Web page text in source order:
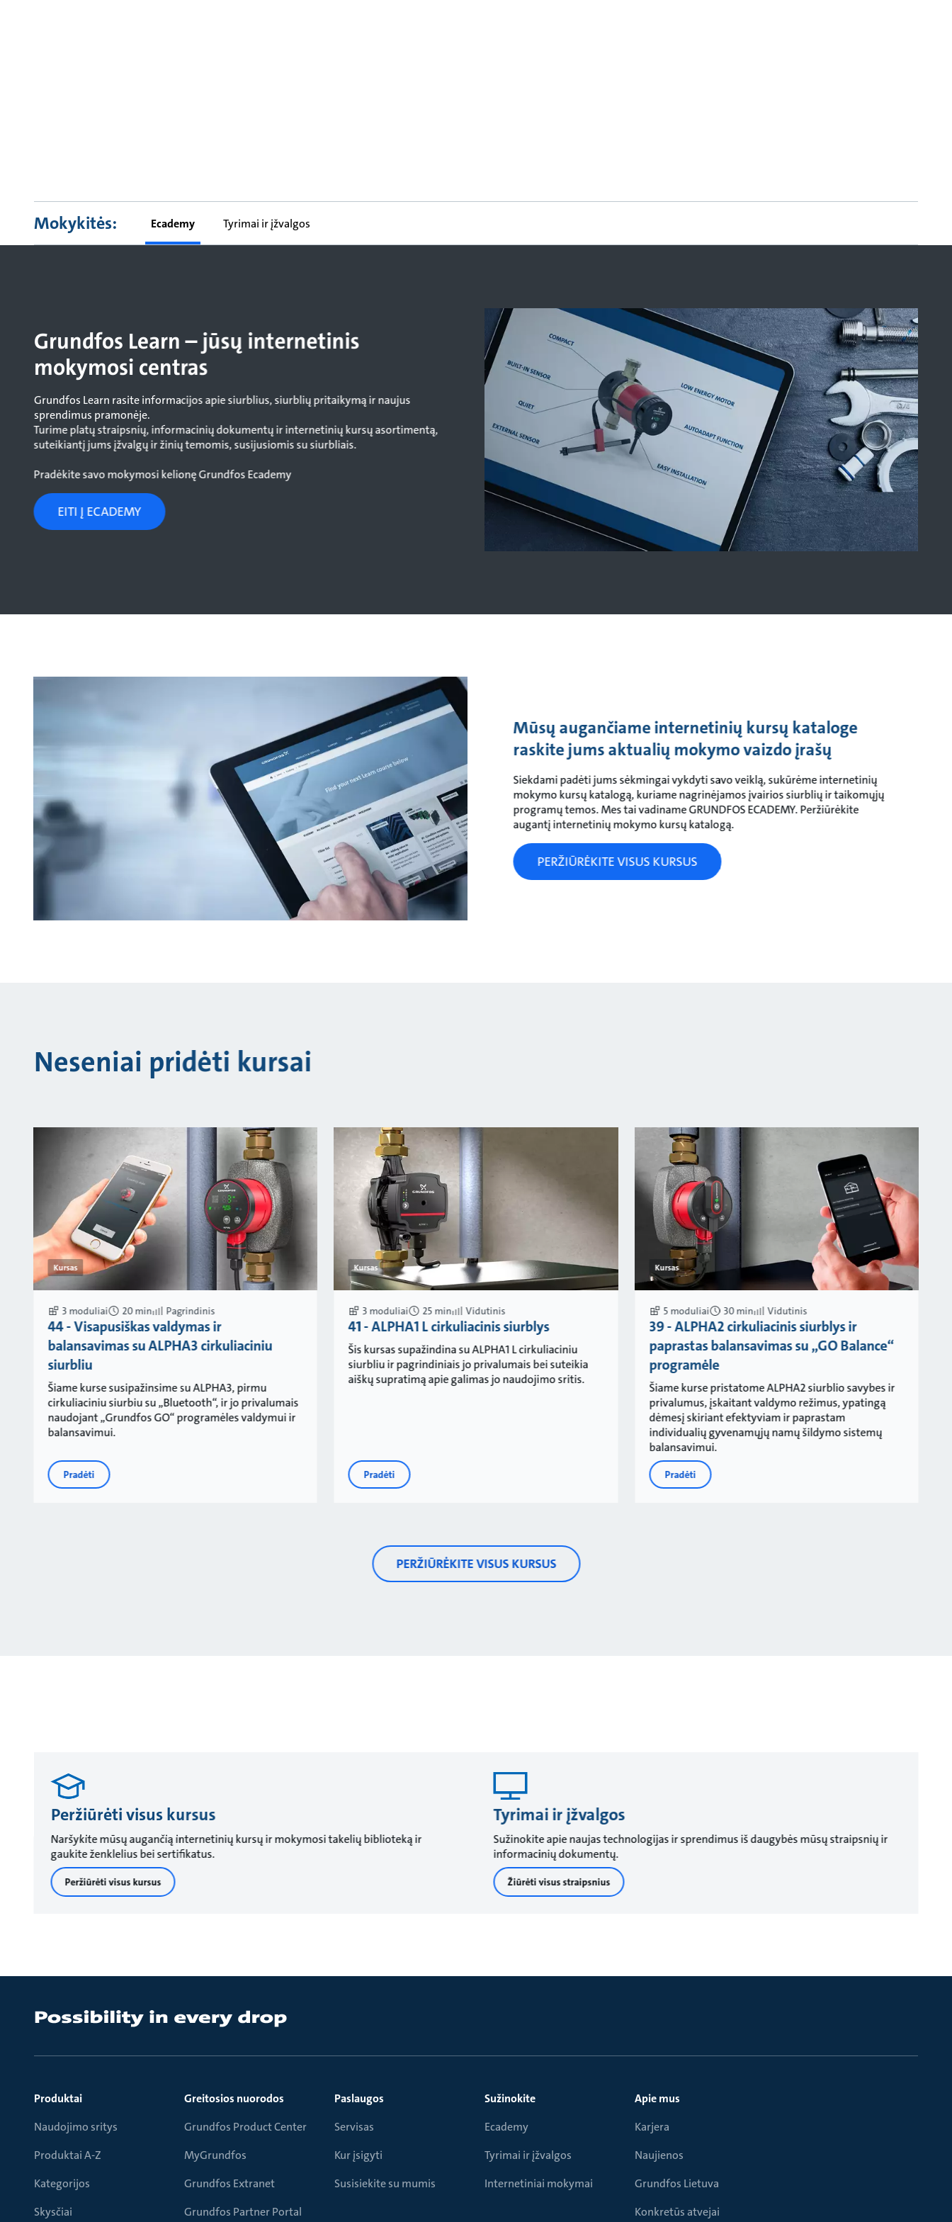
Mokykitės: Ecademy Tyrimai ir įžvalgos
Grundfos Learn – jūsų internetinis
mokymosi centras
Grundfos Learn rasite informacijos apie siurblius, siurblių pritaikymą ir naujus
sprendimus pramonėje.
Turime platų straipsnių, informacinių dokumentų ir internetinių kursų asortimentą,
suteikiantį jums įžvalgų ir žinių temomis, susijusiomis su siurbliais.
Pradėkite savo mokymosi kelionę Grundfos Ecademy
EITI Į ECADEMY
Mūsų augančiame internetinių kursų kataloge
raskite jums aktualių mokymo vaizdo įrašų
Siekdami padėti jums sėkmingai vykdyti savo veiklą, sukūrėme internetinių
mokymo kursų katalogą, kuriame nagrinėjamos įvairios siurblių ir taikomųjų
programų temos. Mes tai vadiname GRUNDFOS ECADEMY. Peržiūrėkite
augantį internetinių mokymo kursų katalogą.
PERŽIŪRĖKITE VISUS KURSUS
Neseniai pridėti kursai
Kursas
3 moduliai 20 min Pagrindinis
44 - Visapusiškas valdymas ir
balansavimas su ALPHA3 cirkuliaciniu
siurbliu
Šiame kurse susipažinsime su ALPHA3, pirmu
cirkuliaciniu siurbiu su „Bluetooth“, ir jo privalumais
naudojant „Grundfos GO“ programėles valdymui ir
balansavimui.
Pradėti
Kursas
3 moduliai 25 min Vidutinis
41 - ALPHA1 L cirkuliacinis siurblys
Šis kursas supažindina su ALPHA1 L cirkuliaciniu
siurbliu ir pagrindiniais jo privalumais bei suteikia
aiškų supratimą apie galimas jo naudojimo sritis.
Pradėti
Kursas
5 moduliai 30 min Vidutinis
39 - ALPHA2 cirkuliacinis siurblys ir
paprastas balansavimas su „GO Balance“
programėle
Šiame kurse pristatome ALPHA2 siurblio savybes ir
privalumus, įskaitant valdymo režimus, ypatingą
dėmesį skiriant efektyviam ir paprastam
individualių gyvenamųjų namų šildymo sistemų
balansavimui.
Pradėti
PERŽIŪRĖKITE VISUS KURSUS
Peržiūrėti visus kursus
Naršykite mūsų augančią internetinių kursų ir mokymosi takelių biblioteką ir
gaukite ženklelius bei sertifikatus.
Peržiūrėti visus kursus
Tyrimai ir įžvalgos
Sužinokite apie naujas technologijas ir sprendimus iš daugybės mūsų straipsnių ir
informacinių dokumentų.
Žiūrėti visus straipsnius
Produktai
Naudojimo sritys
Produktai A-Z
Kategorijos
Skysčiai
Greitosios nuorodos
Grundfos Product Center
MyGrundfos
Grundfos Extranet
Grundfos Partner Portal
Paslaugos
Servisas
Kur įsigyti
Susisiekite su mumis
Sužinokite
Ecademy
Tyrimai ir įžvalgos
Internetiniai mokymai
Apie mus
Karjera
Naujienos
Grundfos Lietuva
Konkretūs atvejai